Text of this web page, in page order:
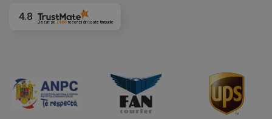
4.8 Bazat pe 3860 recenziidin toate timpurile